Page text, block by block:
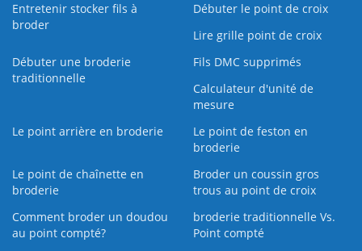
Entretenir stocker fils à
broder
Débuter le point de croix
Lire grille point de croix
Débuter une broderie
traditionnelle
Fils DMC supprimés
Calculateur d'unité de
mesure
Le point arrière en broderie
Le point de feston en
broderie
Le point de chaînette en
broderie
Broder un coussin gros
trous au point de croix
Comment broder un doudou
au point compté?
broderie traditionnelle Vs.
Point compté